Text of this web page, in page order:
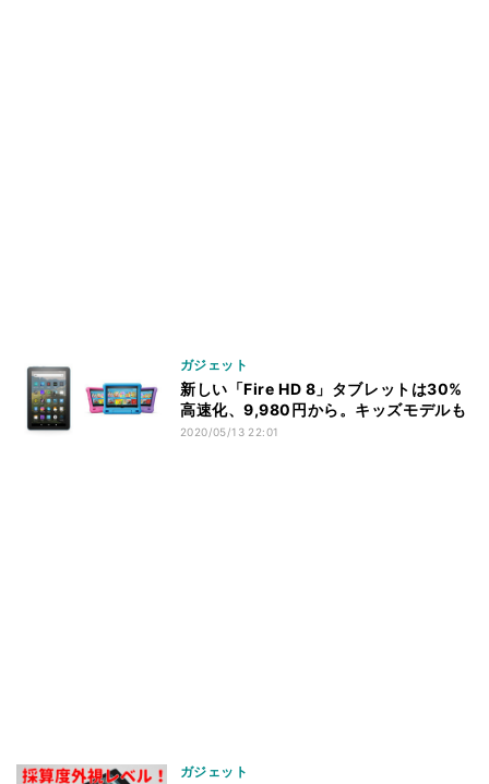
ガジェット
新しい「Fire HD 8」タブレットは30%
高速化、9,980円から。キッズモデルも
2020/05/13 22:01
ガジェット